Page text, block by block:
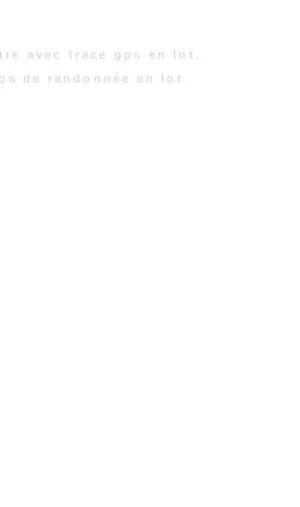
avec trace gps en lot.
de randonnée en lot